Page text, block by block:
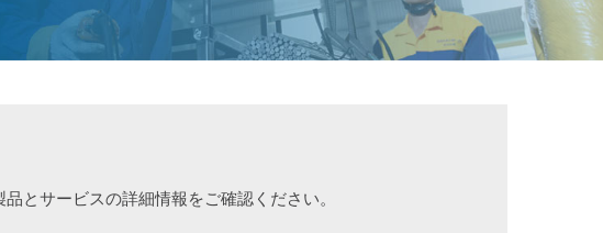
サービスの詳細情報をご確認ください。